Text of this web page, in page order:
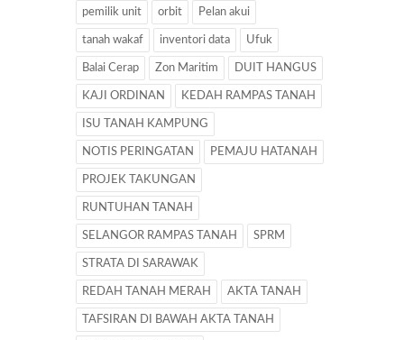
pemilik unit orbit Pelan akui
tanah wakaf inventori data Ufuk
Balai Cerap Zon Maritim DUIT HANGUS
KAJI ORDINAN KEDAH RAMPAS TANAH
ISU TANAH KAMPUNG
NOTIS PERINGATAN PEMAJU HATANAH
PROJEK TAKUNGAN
RUNTUHAN TANAH
SELANGOR RAMPAS TANAH SPRM
STRATA DI SARAWAK
REDAH TANAH MERAH AKTA TANAH
TAFSIRAN DI BAWAH AKTA TANAH